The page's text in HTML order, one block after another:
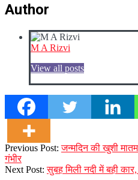
Author
M A Rizvi
View all posts
2023-
10-
04
Previous Post:जन्मदिन की खुशी
गंभीर
Next Post:सुबह मिली नदी में बही